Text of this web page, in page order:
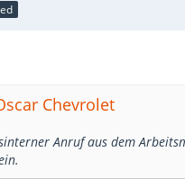
Chevrolet
Anruf aus dem